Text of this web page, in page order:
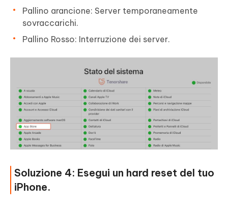
Pallino arancione: Server temporaneamente
sovraccarichi.
Pallino Rosso: Interruzione dei server.
Soluzione 4: Esegui un hard reset del tuo
iPhone.